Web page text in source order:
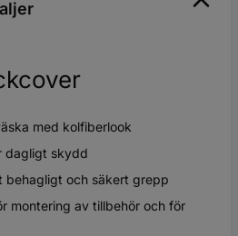
med kolfiberlook
dagligt skydd
behagligt och säkert grepp
montering av tillbehör och för